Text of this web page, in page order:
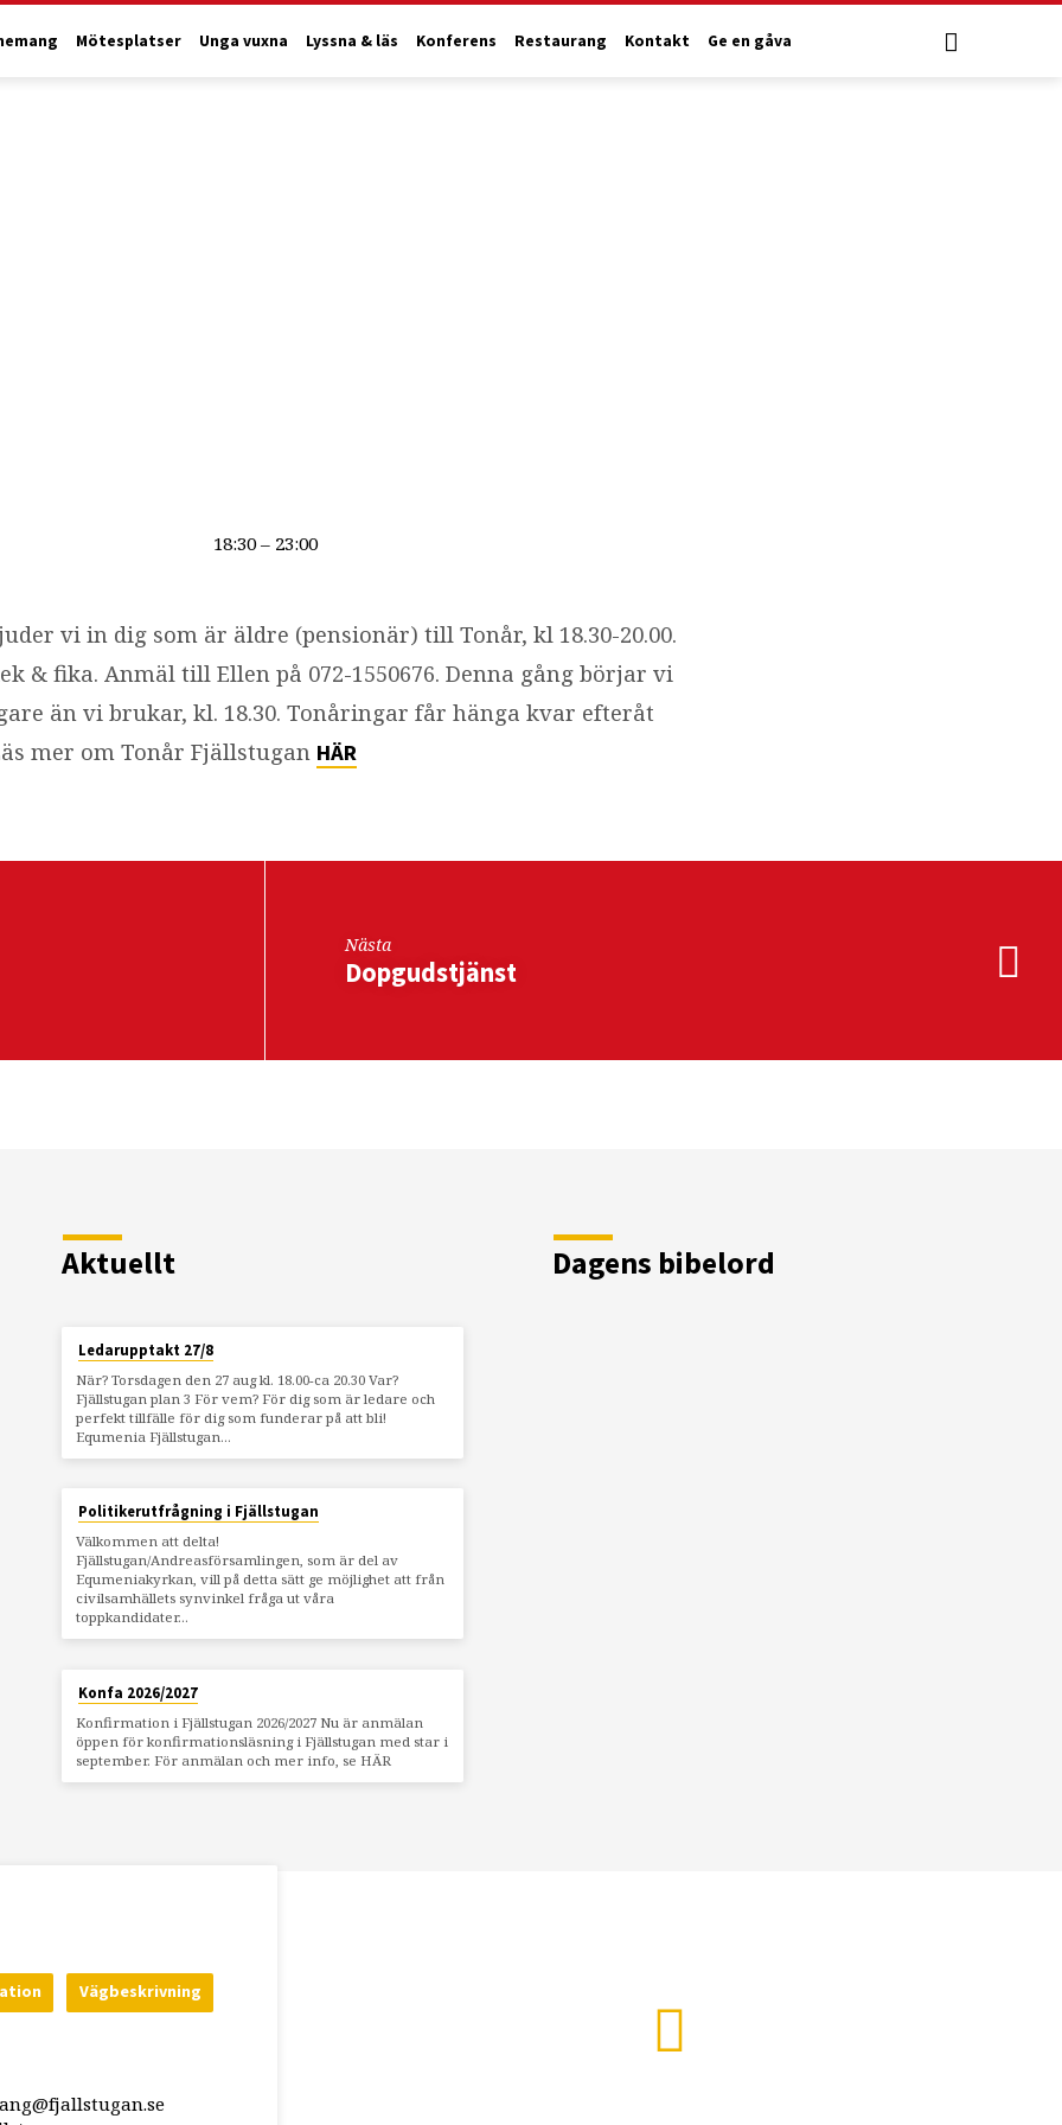
Mötesplatser Unga vuxna Lyssna & läs Konferens Restaurang Kontakt Ge en gåva
18:30 – 23:00
vi in dig som är äldre (pensionär) till Tonår, kl 18.30-20.00.
& fika. Anmäl till Ellen på 072-1550676. Denna gång börjar vi
än vi brukar, kl. 18.30. Tonåringar får hänga kvar efteråt
mer om Tonår Fjällstugan HÄR
Nästa
Dopgudstjänst
Aktuellt
Ledarupptakt 27/8
När? Torsdagen den 27 aug kl. 18.00-ca 20.30 Var?
Fjällstugan plan 3 För vem? För dig som är ledare och
perfekt tillfälle för dig som funderar på att bli!
Equmenia Fjällstugan…
Politikerutfrågning i Fjällstugan
Välkommen att delta!
Fjällstugan/Andreasförsamlingen, som är del av
Equmeniakyrkan, vill på detta sätt ge möjlighet att från
civilsamhällets synvinkel fråga ut våra
toppkandidater…
Konfa 2026/2027
Konfirmation i Fjällstugan 2026/2027 Nu är anmälan
öppen för konfirmationsläsning i Fjällstugan med star i
september. För anmälan och mer info, se HÄR
Dagens bibelord
Vägbeskrivning